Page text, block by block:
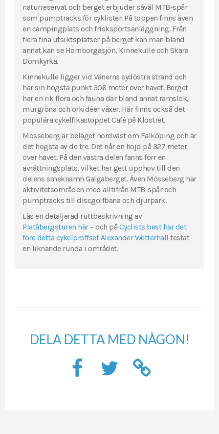
naturreservat och berget erbjuder såväl MTB-spår
som pumptracks för cyklister. På toppen finns även
en campingplats och frisksportsanläggning. Från
flera fina utsiktsplatser på berget kan man bland
annat kan se Hornborgasjön, Kinnekulle och Skara
Domkyrka.
Kinnekulle ligger vid Vänerns sydöstra strand och
har sin högsta punkt 306 meter över havet. Berget
har en rik flora och fauna där bland annat ramslök,
murgröna och orkidéer växer. Här finns också det
populära cykelfikastoppet Café på Klostret.
Mösseberg är beläget nordväst om Falköping och är
det högsta av de tre. Det når en höjd på 327 meter
över havet. På den västra delen fanns förr en
avrättningsplats, vilket har gett upphov till den
delens smeknamn Galgaberget. Även Mösseberg har
aktivitetsområden med alltifrån MTB-spår och
pumptracks till discgolfbana och djurpark.
Läs en detaljerad ruttbeskrivning av
Platåbergsturen här– och på Cyclists best har det
före detta cykelproffset Alexander Wetterhall testat
en liknande runda i området.
DELA DETTA MED NÅGON!